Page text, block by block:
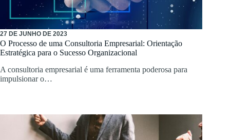
27 DE JUNHO DE 2023
O Processo de uma Consultoria Empresarial: Orientação
Estratégica para o Sucesso Organizacional
A consultoria empresarial é uma ferramenta poderosa para
impulsionar o…